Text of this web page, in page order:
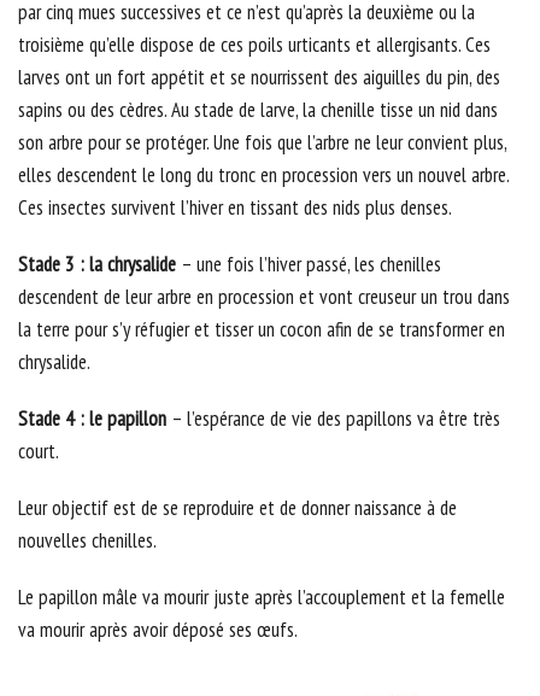
par cinq mues successives et ce n’est qu’après la deuxième ou la
troisième qu’elle dispose de ces poils urticants et allergisants. Ces
larves ont un fort appétit et se nourrissent des aiguilles du pin, des
sapins ou des cèdres. Au stade de larve, la chenille tisse un nid dans
son arbre pour se protéger. Une fois que l’arbre ne leur convient plus,
elles descendent le long du tronc en procession vers un nouvel arbre.
Ces insectes survivent l’hiver en tissant des nids plus denses.
Stade 3 : la chrysalide – une fois l’hiver passé, les chenilles
descendent de leur arbre en procession et vont creuseur un trou dans
la terre pour s’y réfugier et tisser un cocon afin de se transformer en
chrysalide.
Stade 4 : le papillon – l’espérance de vie des papillons va être très
court.
Leur objectif est de se reproduire et de donner naissance à de
nouvelles chenilles.
Le papillon mâle va mourir juste après l’accouplement et la femelle
va mourir après avoir déposé ses œufs.